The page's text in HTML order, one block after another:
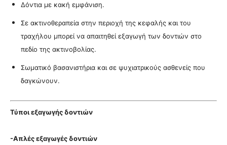
Δόντια με κακή εμφάνιση.
Σε ακτινοθεραπεία στην περιοχή της κεφαλής και του
τραχήλου μπορεί να απαιτηθεί εξαγωγή των δοντιών στο
πεδίο της ακτινοβολίας.
Σωματικό βασανιστήρια και σε ψυχιατρικούς ασθενείς που
δαγκώνουν.
Τύποι εξαγωγής δοντιών
-Απλές εξαγωγές δοντιών